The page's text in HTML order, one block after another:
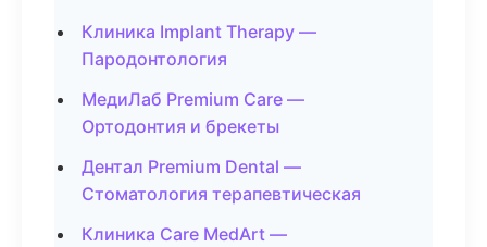
Клиника Implant Therapy —
Пародонтология
МедиЛаб Premium Care —
Ортодонтия и брекеты
Дентал Premium Dental —
Стоматология терапевтическая
Клиника Care MedArt —